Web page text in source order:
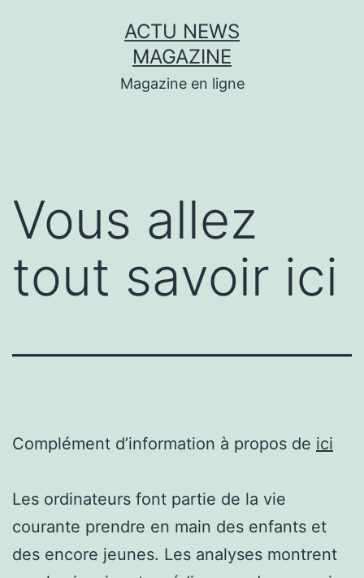
ACTU NEWS
MAGAZINE
Magazine en ligne
Vous allez
tout savoir ici
Complément d’information à propos de ici
Les ordinateurs font partie de la vie
courante prendre en main des enfants et
des encore jeunes. Les analyses montrent